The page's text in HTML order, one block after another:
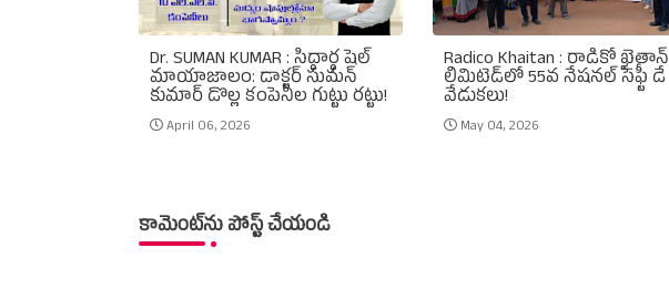
Dr. SUMAN KUMAR : సిద్ధార్థ షెల్
మాయాజాలం: డాక్టర్ సుమన్
కుమార్ డొల్ల కంపెనీల గుట్టు రట్టు!
April 06, 2026
Radico Khaitan : రాడికో ఖైతాన్
లిమిటెడ్‌లో 55వ నేషనల్ సేఫ్టీ డే
వేడుకలు!
May 04, 2026
కామెంట్‌ను పోస్ట్ చేయండి